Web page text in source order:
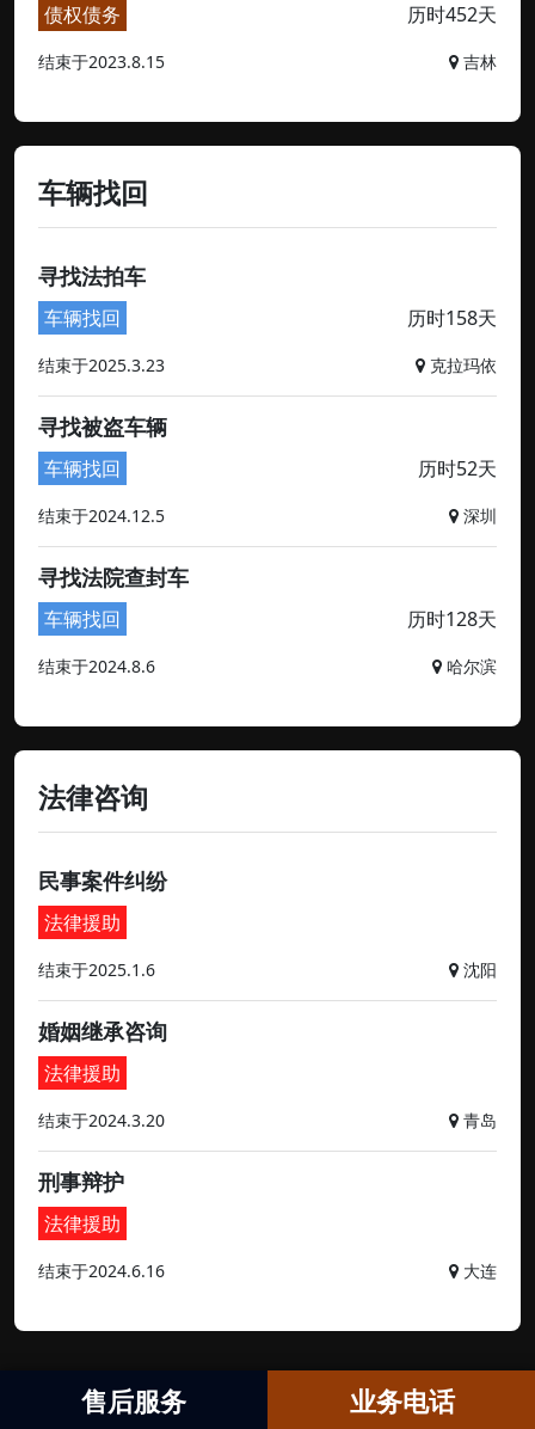
债权债务 历时452天
结束于2023.8.15 吉林
车辆找回
寻找法拍车
车辆找回 历时158天
结束于2025.3.23 克拉玛依
寻找被盗车辆
车辆找回 历时52天
结束于2024.12.5 深圳
寻找法院查封车
车辆找回 历时128天
结束于2024.8.6 哈尔滨
法律咨询
民事案件纠纷
法律援助
结束于2025.1.6 沈阳
婚姻继承咨询
法律援助
结束于2024.3.20 青岛
刑事辩护
法律援助
结束于2024.6.16 大连
售后服务 业务电话